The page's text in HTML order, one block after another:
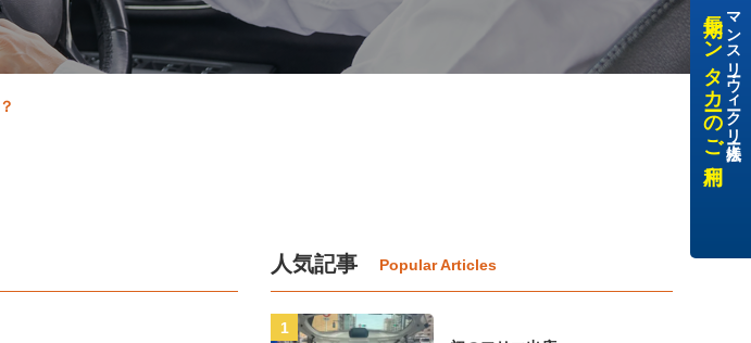
人気記事
マンスリー・ウィークリー・法人様
長期レンタカーのご利用